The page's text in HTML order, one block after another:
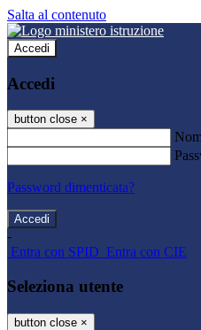
Salta al contenuto
Accedi
Accedi
button close ×
Password dimenticata?
-
Entra con SPID Entra con CIE
Seleziona utente
button close ×